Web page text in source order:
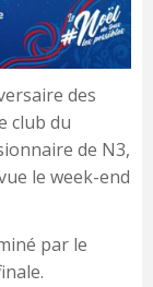
des
club du
de N3,
le week-end
par le